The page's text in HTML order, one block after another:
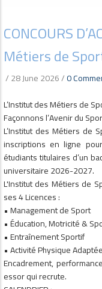
CONCOURS
Métiers de
/28 June 2026/0
L’Institut des Métiers de
Façonnons l’Avenir du
L’Institut des Métiers de
inscriptions en ligne
étudiants titulaires d’un
universitaire 2026-2027.
L'Institut des Métiers de
ses 4 Licences :
• Management de Sport
• ⁠Éducation, Motricité &
• Entraînement Sportif
• ⁠Activité Physique
Encadrement,
essor qui recrute.